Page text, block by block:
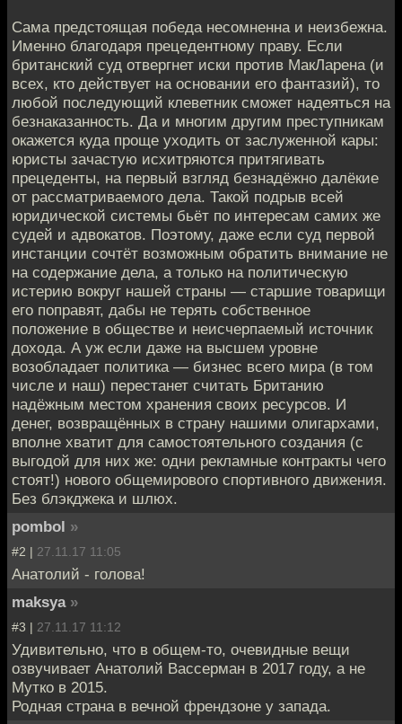
Сама предстоящая победа несомненна и неизбежна.
Именно благодаря прецедентному праву. Если
британский суд отвергнет иски против МакЛарена (и
всех, кто действует на основании его фантазий), то
любой последующий клеветник сможет надеяться на
безнаказанность. Да и многим другим преступникам
окажется куда проще уходить от заслуженной кары:
юристы зачастую исхитряются притягивать
прецеденты, на первый взгляд безнадёжно далёкие
от рассматриваемого дела. Такой подрыв всей
юридической системы бьёт по интересам самих же
судей и адвокатов. Поэтому, даже если суд первой
инстанции сочтёт возможным обратить внимание не
на содержание дела, а только на политическую
истерию вокруг нашей страны — старшие товарищи
его поправят, дабы не терять собственное
положение в обществе и неисчерпаемый источник
дохода. А уж если даже на высшем уровне
возобладает политика — бизнес всего мира (в том
числе и наш) перестанет считать Британию
надёжным местом хранения своих ресурсов. И
денег, возвращённых в страну нашими олигархами,
вполне хватит для самостоятельного создания (с
выгодой для них же: одни рекламные контракты чего
стоят!) нового общемирового спортивного движения.
Без блэкджека и шлюх.
pombol »
#2 | 27.11.17 11:05
Анатолий - голова!
maksya »
#3 | 27.11.17 11:12
Удивительно, что в общем-то, очевидные вещи
озвучивает Анатолий Вассерман в 2017 году, а не
Мутко в 2015.
Родная страна в вечной френдзоне у запада.